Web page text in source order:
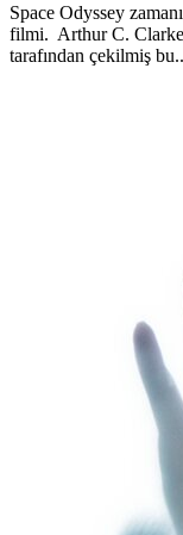
Space Odyssey
filmi. Arthur C. Clarke
tarafından çekilmiş